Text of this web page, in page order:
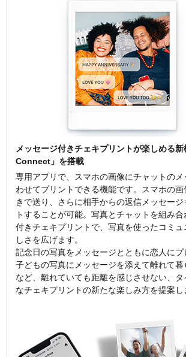
メッセージ付きチェキプリントが楽しめる
Connect」を搭載
専用アプリで、スマホの画像にチャットの
わせてプリントできる機能です。スマホの
きで送り、さらに相手からの返信メッセー
トすることが可能。写真とチャットを組み
付きチェキプリントで、写真を使ったコミ
しさを広げます。
記念日の写真をメッセージとともに恋人にプ
子どもの写真にメッセージを添えて離れて
など、離れていても距離を感じさせない、
なチェキプリントの新たな楽しみ方を提案し